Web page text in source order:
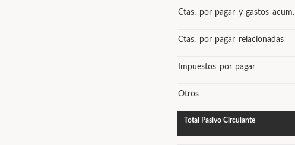
Ctas. por pagar y gastos acum.
Ctas. por pagar relacionadas
Impuestos por pagar
Otros
Total Pasivo Circulante